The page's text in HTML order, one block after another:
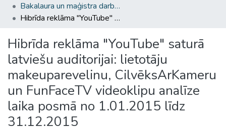
Bakalaura un maģistra darbi (SZF) / Bachelor's and Master's theses
Hibrīda reklāma "YouTube" saturā latviešu auditorijai: lietotāju makeuparevelinu, CilvēksArKameru un FunFaceTV videoklipu analīze laika posmā no 1.01.2015 līdz 31.12.2015
Hibrīda reklāma "YouTube" saturā
latviešu auditorijai: lietotāju
makeuparevelinu, CilvēksArKameru
un FunFaceTV videoklipu analīze
laika posmā no 1.01.2015 līdz
31.12.2015